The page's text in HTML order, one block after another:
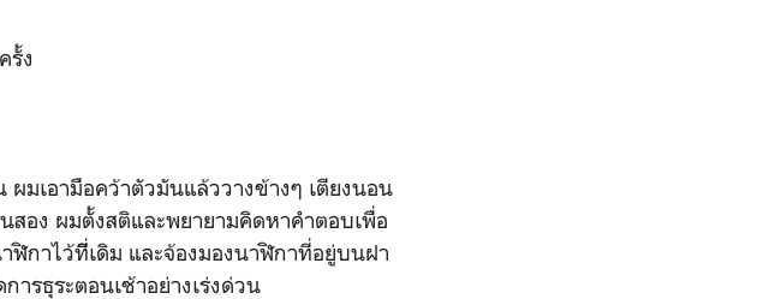
รั้ง
อามือคว้าตัวมันแล้ววางข้างๆ เตียงนอน
อง ผมตั้งสติและพยายามคิดหาคำตอบเพื่อ
ฬิกาไว้ทีี่เดิม และจ้องมองนาฬิกาที่อยู่บนฝา
ารธุระตอนเช้าอย่างเร่งด่วน